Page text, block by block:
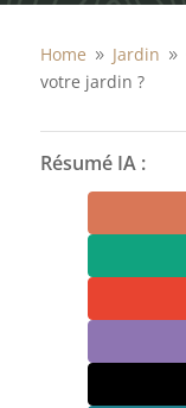
Home 9 Jardin 9
votre jardin ?
Résumé IA :